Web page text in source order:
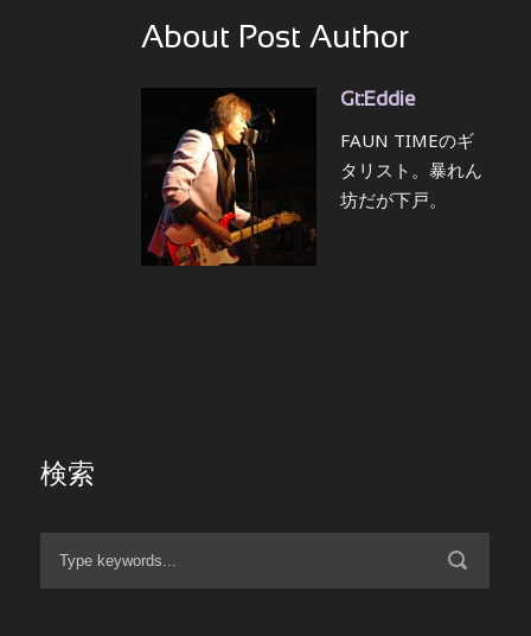
About Post Author
Gt:Eddie
FAUN TIMEのギ
タリスト。暴れん
坊だが下戸。
検索